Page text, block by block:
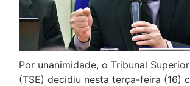
Por unanimidade, o Tribunal
(TSE) decidiu nesta terça-feira (16)